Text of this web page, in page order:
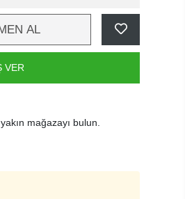
AL
VER
mağazayı bulun.